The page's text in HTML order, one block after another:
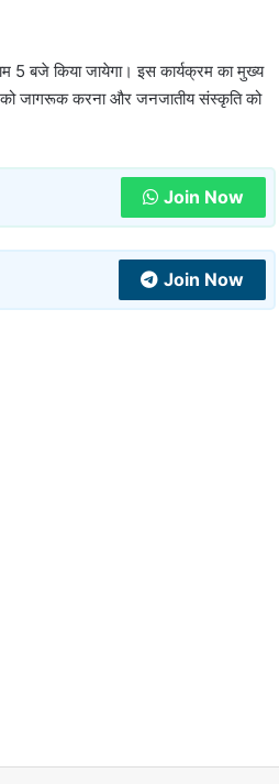
5 बजे किया जायेगा। इस कार्यक्रम का मुख्य
को जागरूक करना और जनजातीय संस्कृति को
Join Now
Join Now